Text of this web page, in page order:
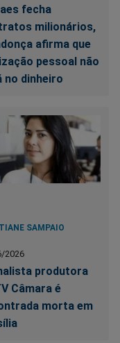
fecha
milionários,
afirma que
pessoal não
no dinheiro
SAMPAIO
2026
produtora
Câmara é
morta em